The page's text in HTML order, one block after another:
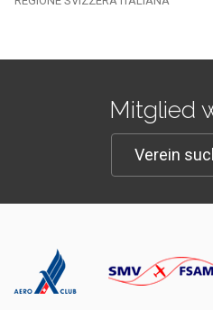
Mitglied
Verein